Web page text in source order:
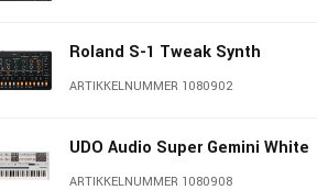
for brukeren
automatisk etter
for
Roland S-1 Tweak Synth
ARTIKKELNUMMER 1080902
UDO Audio Super Gemini White
ARTIKKELNUMMER 1080908